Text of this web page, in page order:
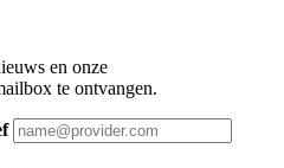
en onze
te ontvangen.